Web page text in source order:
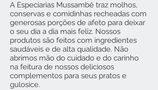
A Especiarias Mussambê traz molhos,
conservas e comidinhas recheadas com
generosas porções de afeto para deixar
o seu dia a dia mais feliz. Nossos
produtos são feitos com ingredientes
saudáveis e de alta qualidade. Não
abrimos mão do cuidado e do carinho
na feitura de nossos deliciosos
complementos para seus pratos e
gulosice.